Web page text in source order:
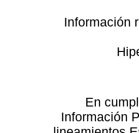
Información
En
Información